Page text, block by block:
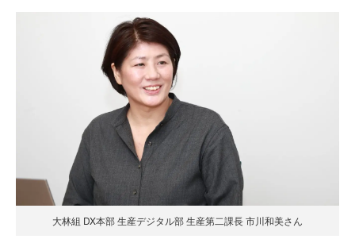
大林組 DX本部 生産デジタル部 生産第二課長 市川和美さん